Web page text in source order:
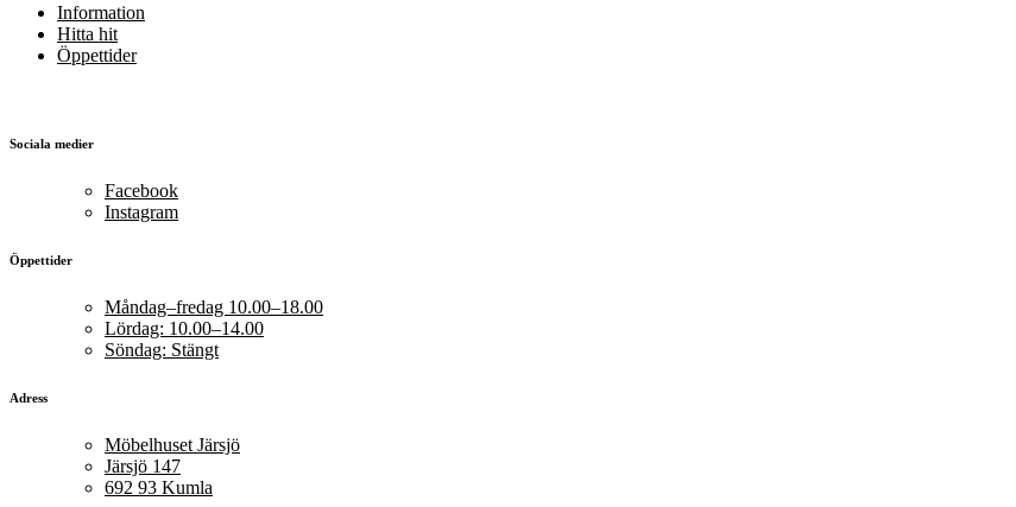
Information
Hitta hit
Öppettider
Sociala medier
Facebook
Instagram
Öppettider
Måndag–fredag 10.00–18.00
Lördag: 10.00–14.00
Söndag: Stängt
Adress
Möbelhuset Järsjö
Järsjö 147
692 93 Kumla